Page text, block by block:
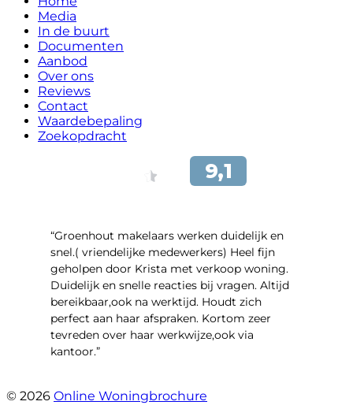
Media
In de buurt
Documenten
Aanbod
Over ons
Reviews
Contact
Waardebepaling
Zoekopdracht
“Groenhout makelaars werken duidelijk en
snel.( vriendelijke medewerkers) Heel fijn
geholpen door Krista met verkoop woning.
Duidelijk en snelle reacties bij vragen. Altijd
bereikbaar,ook na werktijd. Houdt zich
perfect aan haar afspraken. Kortom zeer
tevreden over haar werkwijze,ook via
kantoor.”
© 2026 Online Woningbrochure